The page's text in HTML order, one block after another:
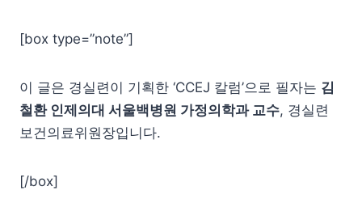
[box type=”note”]
이 글은 경실련이 기획한 ‘CCEJ 칼럼’으로 필자는 김
철환 인제의대 서울백병원 가정의학과 교수, 경실련
보건의료위원장입니다.
[/box]